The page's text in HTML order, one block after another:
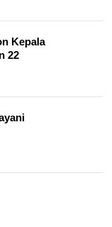
Kepala
22